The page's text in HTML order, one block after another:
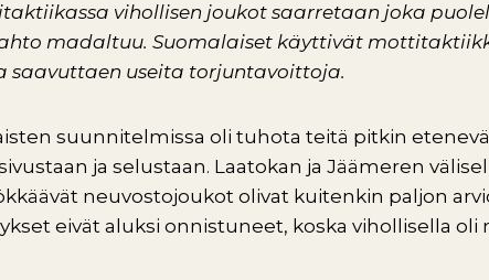
vihollisen joukot saarretaan joka
madaltuu. Suomalaiset käyttivät
saavuttaen useita torjuntavoittoja.
suunnitelmissa oli tuhota teitä pitkin
ja selustaan. Laatokan ja Jäämeren
neuvostojoukot olivat kuitenkin paljon
eivät aluksi onnistuneet, koska vihollisella oli